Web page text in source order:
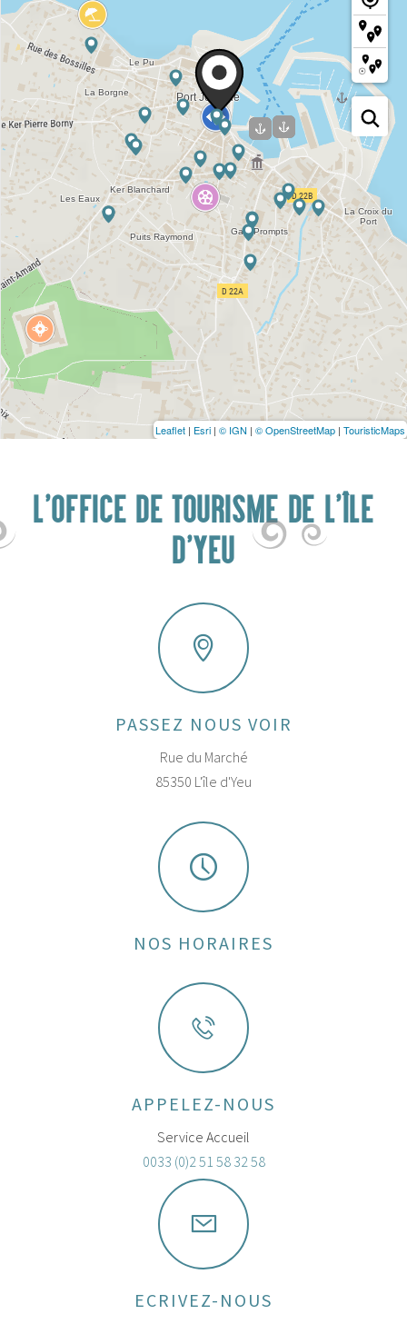
Leaflet | Esri | © IGN | © OpenStreetMap | TouristicMaps
L'OFFICE DE TOURISME DE L'ÎLE
D'YEU
PASSEZ NOUS VOIR
Rue du Marché
85350 L'île d'Yeu
NOS HORAIRES
APPELEZ-NOUS
Service Accueil
0033 (0)2 51 58 32 58
ECRIVEZ-NOUS